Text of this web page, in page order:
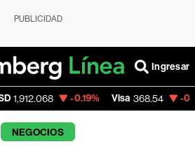
PUBLICIDAD
Ingresar
-0.19% Visa 368.54 -0.28%
NEGOCIOS